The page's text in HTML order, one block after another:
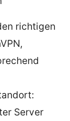
richtigen
Server